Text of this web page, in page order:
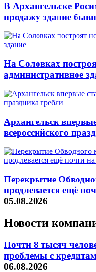
В Архангельске
продажу здание
На Соловках
административное
Архангельск
всероссийского
Перекрытие
продлевается ещё
05.08.2026
Новости
Почти 8 тысяч
проблемы с
06.08.2026